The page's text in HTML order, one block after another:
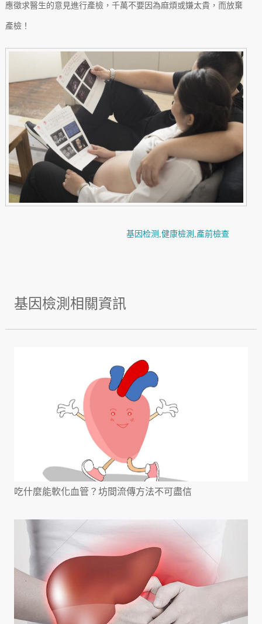
應徵求醫生的意見進行產檢，千萬不要因為麻煩或嫌太貴，而放棄
產檢！
基因检测 ,健康檢測 ,產前檢查
基因檢測相關資訊
吃什麼能軟化血管？坊間流傳方法不可盡信